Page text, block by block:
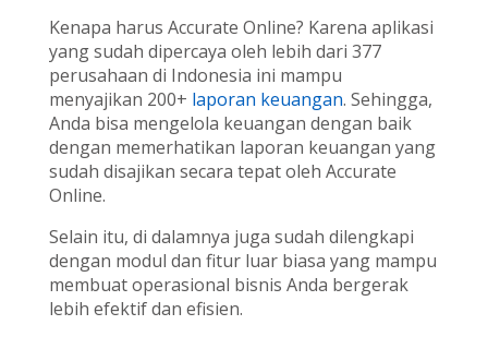
Kenapa harus Accurate Online? Karena aplikasi
yang sudah dipercaya oleh lebih dari 377
perusahaan di Indonesia ini mampu
menyajikan 200+ laporan keuangan. Sehingga,
Anda bisa mengelola keuangan dengan baik
dengan memerhatikan laporan keuangan yang
sudah disajikan secara tepat oleh Accurate
Online.
Selain itu, di dalamnya juga sudah dilengkapi
dengan modul dan fitur luar biasa yang mampu
membuat operasional bisnis Anda bergerak
lebih efektif dan efisien.